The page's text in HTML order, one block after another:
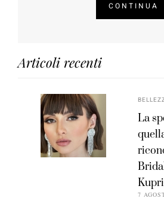
CONTINUA
Articoli recenti
La
7